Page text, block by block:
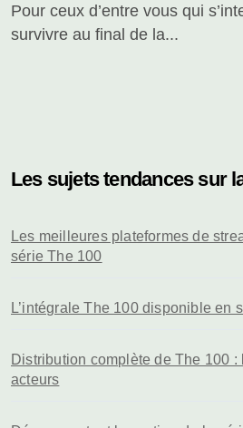
Pour ceux d’entre vous qui s’interrogent sur qui a pu
survivre au final de la...
Les sujets tendances sur
Les meilleures plateformes de
série The 100
L’intégrale The 100 disponible en
Distribution complète de The 100 :
acteurs